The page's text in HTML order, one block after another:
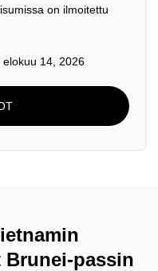
on ilmoitettu
elokuu 14, 2026
passin